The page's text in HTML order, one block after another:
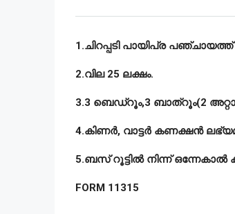
1.ചിറപ്പടി പായിപ്ര
2.വില 25 ലക്ഷം.
3.3 ബെഡ്റൂം,3 ബാത്റൂം(2
4.കിണർ, വാട്ടർ കണക്ഷൻ
5.ബസ് റൂട്ടിൽ നിന്ന് ഒന്നേകാൽ
FORM 11315